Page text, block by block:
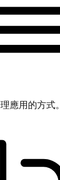
應用的方式。